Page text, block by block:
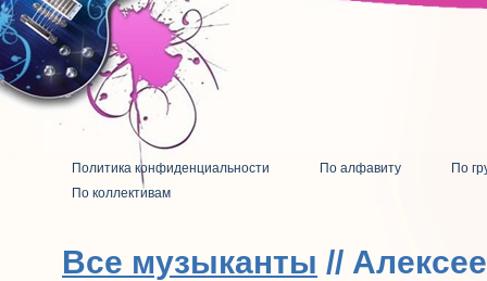
Политика конфиденциальности По алфавиту
По
По коллективам
Все музыканты //